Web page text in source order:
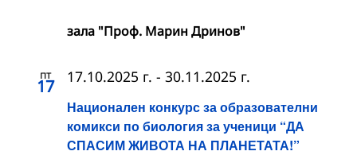
зала "Проф. Марин Дринов"
пт
17
Национален конкурс за образователни
комикси по биология за ученици “ДА
СПАСИМ ЖИВОТА НА ПЛАНЕТАТА!”
17.10.2025 г. - 30.11.2025 г.